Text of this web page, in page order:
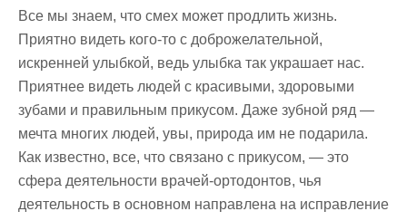
Все мы знаем, что смех может продлить жизнь.
Приятно видеть кого-то с доброжелательной,
искренней улыбкой, ведь улыбка так украшает нас.
Приятнее видеть людей с красивыми, здоровыми
зубами и правильным прикусом. Даже зубной ряд —
мечта многих людей, увы, природа им не подарила.
Как известно, все, что связано с прикусом, — это
сфера деятельности врачей-ортодонтов, чья
деятельность в основном направлена на исправление